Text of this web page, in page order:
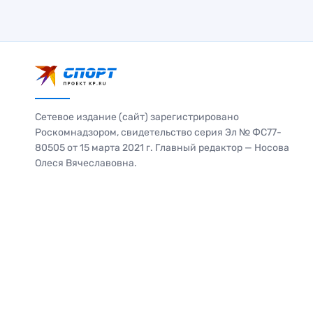
Сетевое издание (сайт) зарегистрировано
Роскомнадзором, свидетельство серия Эл № ФС77-
80505 от 15 марта 2021 г. Главный редактор — Носова
Олеся Вячеславовна.